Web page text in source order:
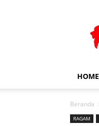
HOME
Beranda
RAGAM